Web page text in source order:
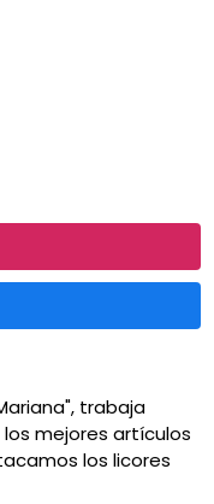
trabaja
mejores artículos
los licores